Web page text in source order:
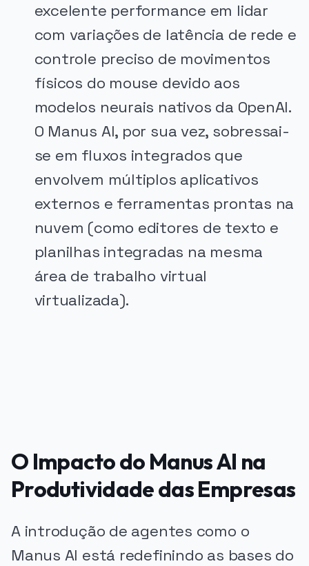
excelente performance em lidar
com variações de latência de rede e
controle preciso de movimentos
físicos do mouse devido aos
modelos neurais nativos da OpenAI.
O Manus AI, por sua vez, sobressai-
se em fluxos integrados que
envolvem múltiplos aplicativos
externos e ferramentas prontas na
nuvem (como editores de texto e
planilhas integradas na mesma
área de trabalho virtual
virtualizada).
O Impacto do Manus AI na
Produtividade das Empresas
A introdução de agentes como o
Manus AI está redefinindo as bases do